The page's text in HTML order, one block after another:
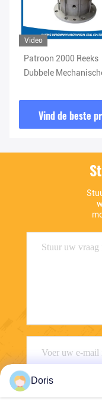
Video
Patroon 2000 Reeks
Dubbele
Mengapparaat
2008 Goedkeuring
Vind de beste
Doris